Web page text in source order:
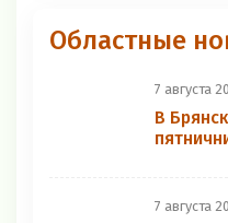
Областные
7 августа
В
7 августа